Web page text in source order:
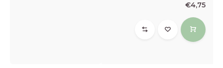
€4,75